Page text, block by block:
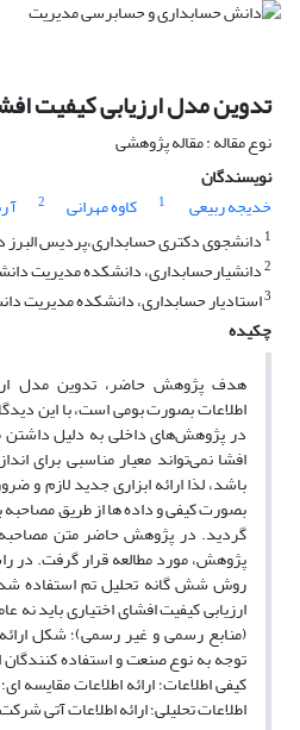
تدوین مدل ارزیابی کیفیت
نوع مقاله : مقاله پژوهشی
نویسندگان
خدیجه ربیعی
1 کاوه مهرانی 2 آ
1 دانشجوی دکتری حسابداری،پردیس البرز
2دانشیارحسابداری، دانشکده مدیریت
3استادیار حسابداری، دانشکده مدیریت
چکیده
هدف پژوهش حاضر، تدوین مدل
اطلاعات بصورت بومی است، با این
در پژوهش‌های داخلی به دلیل داشتن
افشا نمی‌تواند معیار مناسبی برای
باشد، لذا ارائه ابزاری جدید لازم
بصورت کیفی و داده ها از طریق
گردید. در پژوهش حاضر متن مصاحبه
پژوهش، مورد مطالعه قرار گرفت. در
روش شش گانه تحلیل تم استفاده
ارزیابی کیفیت افشای اختیاری باید
(منابع رسمی و غیر رسمی)؛ شکل ارائه
توجه به نوع صنعت و استفاده کنندگان
کیفی اطلاعات؛ ارائه اطلاعات مقایسه
اطلاعات تحلیلی؛ ارائه اطلاعات آتی